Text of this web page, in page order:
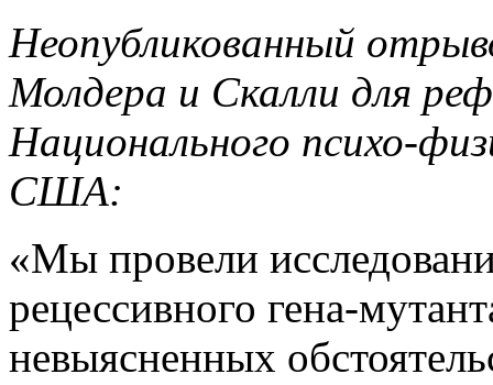
Неопубликованный
Молдера и Скалли для
Национального психо-
США:
«Мы провели
рецессивного гена-
невыясненных